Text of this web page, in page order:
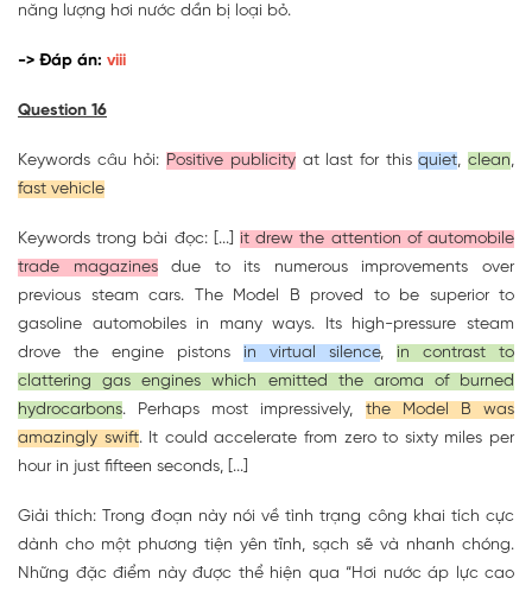
năng lượng hơi nước dần bị loại bỏ.
-> Đáp án: viii
Question 16
Keywords câu hỏi: Positive publicityat last for thisquiet,clean,
fast vehicle
Keywords trong bài đọc: [...] it drew the attention of automobile
trade magazinesdue to its numerous improvements over
previous steam cars. The Model B proved to be superior to
gasoline automobiles in many ways. Its high-pressure steam
drove the engine pistons in virtual silence, in contrast to
clattering gas engines which emitted the aroma of burned
hydrocarbons. Perhaps most impressively, the Model B was
amazingly swift. It could accelerate from zero to sixty miles per
hour in just fifteen seconds, [...]
Giải thích: Trong đoạn này nói về tình trạng công khai tích cực
dành cho một phương tiện yên tĩnh, sạch sẽ và nhanh chóng.
Những đặc điểm này được thể hiện qua “Hơi nước áp lực cao